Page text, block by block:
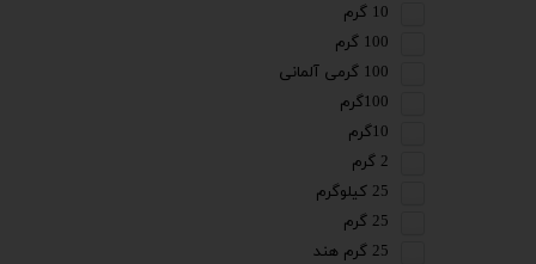
10 گرم
100 گرم
100 گرمی آلمانی
100گرم
10گرم
2 گرم
25 کیلوگرم
25 گرم
25 گرم هند